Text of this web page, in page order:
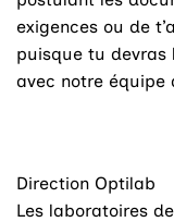
exigences ou de
puisque tu devras
avec notre équipe
Direction Optilab
Les laboratoires